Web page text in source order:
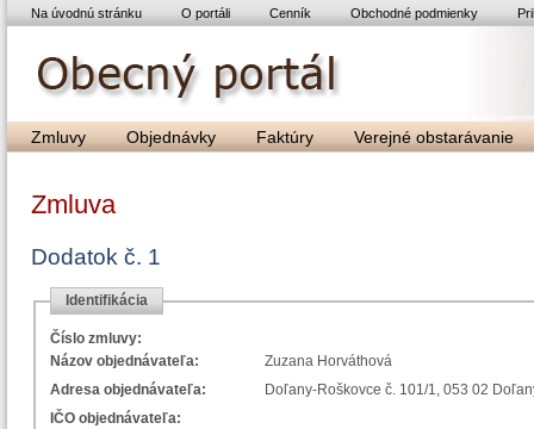
Na úvodnú stránku O portáli Cenník Obchodné podmienky
Zmluvy Objednávky Faktúry Verejné obstarávanie
Zmluva
Dodatok č. 1
Identifikácia
Číslo zmluvy:
Názov objednávateľa:
Zuzana Horváthová
Adresa objednávateľa:
Doľany-Roškovce č. 101/1, 053 02
IČO objednávateľa: